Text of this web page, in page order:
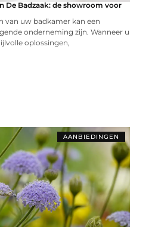
De Badzaak: de showroom voor
van uw badkamer kan een
onderneming zijn. Wanneer u
oplossingen,
AANBIEDINGEN